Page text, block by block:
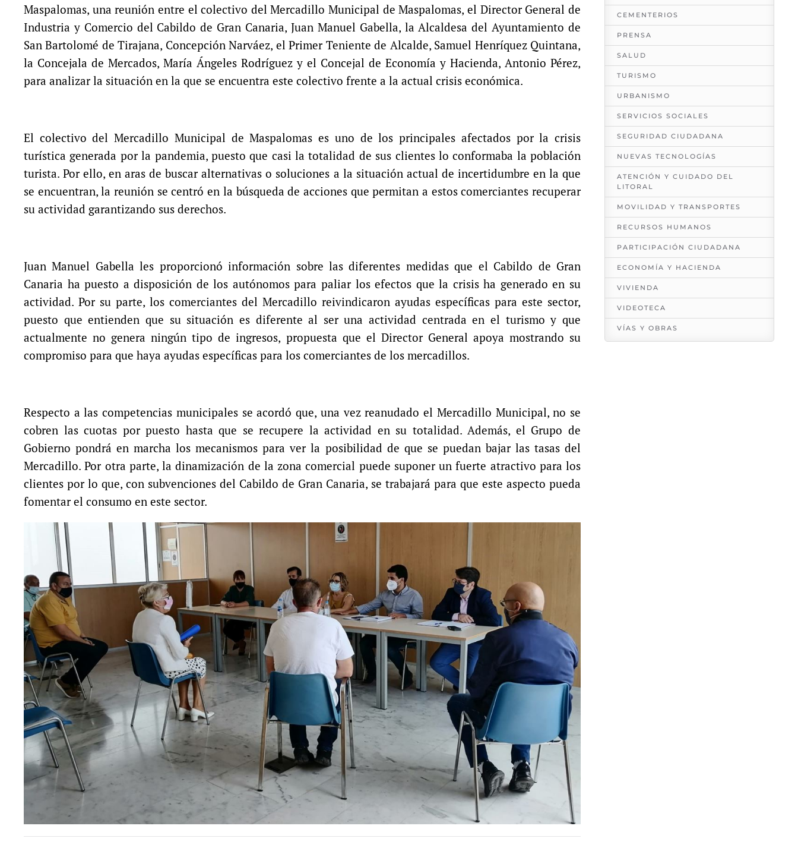
Maspalomas, una reunión entre el colectivo del Mercadillo Municipal de Maspalomas, el Director General de
Industria y Comercio del Cabildo de Gran Canaria, Juan Manuel Gabella, la Alcaldesa del Ayuntamiento de
San Bartolomé de Tirajana, Concepción Narváez, el Primer Teniente de Alcalde, Samuel Henríquez Quintana,
la Concejala de Mercados, María Ángeles Rodríguez y el Concejal de Economía y Hacienda, Antonio Pérez,
para analizar la situación en la que se encuentra este colectivo frente a la actual crisis económica.
El colectivo del Mercadillo Municipal de Maspalomas es uno de los principales afectados por la crisis
turística generada por la pandemia, puesto que casi la totalidad de sus clientes lo conformaba la población
turista. Por ello, en aras de buscar alternativas o soluciones a la situación actual de incertidumbre en la que
se encuentran, la reunión se centró en la búsqueda de acciones que permitan a estos comerciantes recuperar
su actividad garantizando sus derechos.
Juan Manuel Gabella les proporcionó información sobre las diferentes medidas que el Cabildo de Gran
Canaria ha puesto a disposición de los autónomos para paliar los efectos que la crisis ha generado en su
actividad. Por su parte, los comerciantes del Mercadillo reivindicaron ayudas específicas para este sector,
puesto que entienden que su situación es diferente al ser una actividad centrada en el turismo y que
actualmente no genera ningún tipo de ingresos, propuesta que el Director General apoya mostrando su
compromiso para que haya ayudas específicas para los comerciantes de los mercadillos.
Respecto a las competencias municipales se acordó que, una vez reanudado el Mercadillo Municipal, no se
cobren las cuotas por puesto hasta que se recupere la actividad en su totalidad. Además, el Grupo de
Gobierno pondrá en marcha los mecanismos para ver la posibilidad de que se puedan bajar las tasas del
Mercadillo. Por otra parte, la dinamización de la zona comercial puede suponer un fuerte atractivo para los
clientes por lo que, con subvenciones del Cabildo de Gran Canaria, se trabajará para que este aspecto pueda
fomentar el consumo en este sector.
CEMENTERIOS
PRENSA
SALUD
TURISMO
URBANISMO
SERVICIOS SOCIALES
SEGURIDAD CIUDADANA
NUEVAS TECNOLOGÍAS
ATENCIÓN Y CUIDADO DEL
LITORAL
MOVILIDAD Y TRANSPORTES
RECURSOS HUMANOS
PARTICIPACIÓN CIUDADANA
ECONOMÍA Y HACIENDA
VIVIENDA
VIDEOTECA
VÍAS Y OBRAS